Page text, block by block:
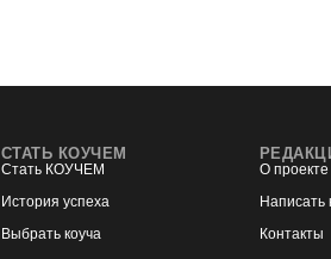
СТАТЬ КОУЧЕМ
Стать КОУЧЕМ
История успеха
Выбрать коуча
О проекте
Написать
Контакты